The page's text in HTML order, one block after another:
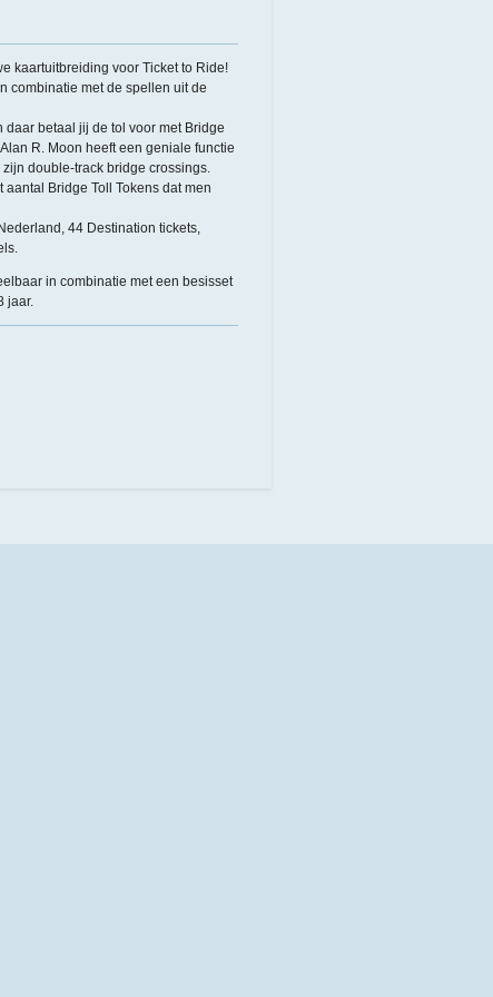
kaartuitbreiding voor Ticket to Ride!
combinatie met de spellen uit de
betaal jij de tol voor met Bridge
R. Moon heeft een geniale functie
double-track bridge crossings.
Bridge Toll Tokens dat men
44 Destination tickets,
in combinatie met een besisset
jaar.